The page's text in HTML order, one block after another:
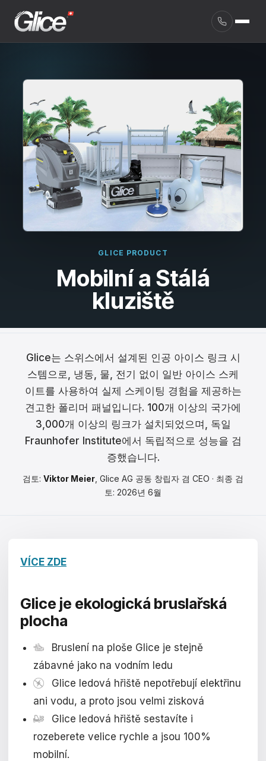
English
Français
Español
Português
Dansk
Svenska
Magyar
Română
日本語
한국어
中文
Русский
Slovenčina
GLICE PRODUCT
Mobilní a Stálá
kluziště
Glice는 스위스에서 설계된 인공 아이스 링크 시
스템으로, 냉동, 물, 전기 없이 일반 아이스 스케
이트를 사용하여 실제 스케이팅 경험을 제공하는
견고한 폴리머 패널입니다. 100개 이상의 국가에
3,000개 이상의 링크가 설치되었으며, 독일
Fraunhofer Institute에서 독립적으로 성능을 검
증했습니다.
검토: Viktor Meier , Glice AG 공동 창립자 겸 CEO · 최종 검
토: 2026년 6월
VÍCE ZDE
Glice je ekologická bruslařská
plocha
Bruslení na ploše Glice je stejně
zábavné jako na vodním ledu
Glice ledová hřiště nepotřebují elektřinu
ani vodu, a proto jsou velmi zisková
Glice ledová hřiště sestavíte i
rozeberete velice rychle a jsou 100%
mobilní.